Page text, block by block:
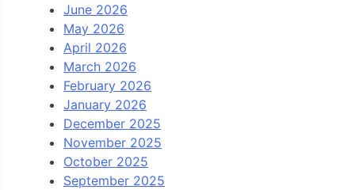
June 2026
May 2026
April 2026
March 2026
February 2026
January 2026
December 2025
November 2025
October 2025
September 2025